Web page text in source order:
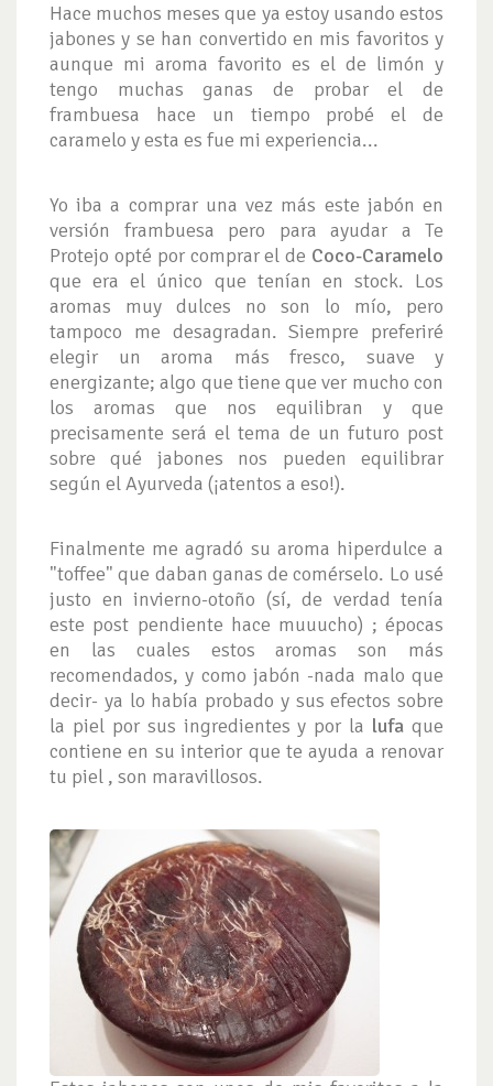
Hace muchos meses que ya estoy usando estos
jabones y se han convertido en mis favoritos y
aunque mi aroma favorito es el de limón y
tengo muchas ganas de probar el de
frambuesa hace un tiempo probé el de
caramelo y esta es fue mi experiencia...
Yo iba a comprar una vez más este jabón en
versión frambuesa pero para ayudar a Te
Protejo opté por comprar el de Coco-Caramelo
que era el único que tenían en stock. Los
aromas muy dulces no son lo mío, pero
tampoco me desagradan. Siempre preferiré
elegir un aroma más fresco, suave y
energizante; algo que tiene que ver mucho con
los aromas que nos equilibran y que
precisamente será el tema de un futuro post
sobre qué jabones nos pueden equilibrar
según el Ayurveda (¡atentos a eso!).
Finalmente me agradó su aroma hiperdulce a
"toffee" que daban ganas de comérselo. Lo usé
justo en invierno-otoño (sí, de verdad tenía
este post pendiente hace muuucho) ; épocas
en las cuales estos aromas son más
recomendados, y como jabón -nada malo que
decir- ya lo había probado y sus efectos sobre
la piel por sus ingredientes y por la lufa que
contiene en su interior que te ayuda a renovar
tu piel , son maravillosos.